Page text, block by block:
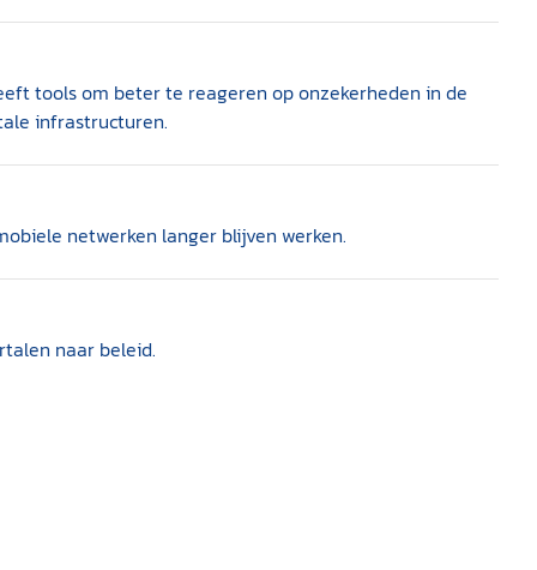
tools om beter te reageren op onzekerheden in de
infrastructuren.
netwerken langer blijven werken.
naar beleid.